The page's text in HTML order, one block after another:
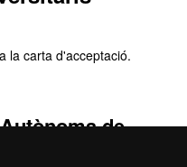
la carta d'acceptació.
de